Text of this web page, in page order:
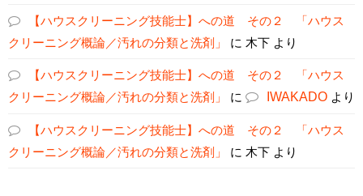
【ハウスクリーニング技能士】への道 その２ 「ハウス
クリーニング概論／汚れの分類と洗剤」
に 木下 より
【ハウスクリーニング技能士】への道 その２ 「ハウス
クリーニング概論／汚れの分類と洗剤」
に IWAKADO より
【ハウスクリーニング技能士】への道 その２ 「ハウス
クリーニング概論／汚れの分類と洗剤」
に 木下 より